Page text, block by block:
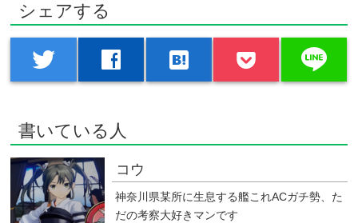
シェアする
twitter facebook hatenabookmark line
書いている人
コウ
神奈川県某所に生息する艦これACガチ勢、た
だの考察大好きマンです